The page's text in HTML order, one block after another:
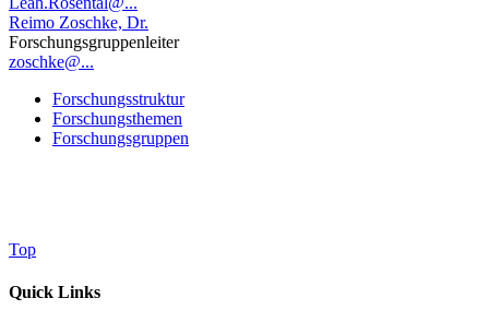
Reimo Zoschke, Dr.
Forschungsgruppenleiter
zoschke@...
Forschungsstruktur
Forschungsthemen
Forschungsgruppen
Top
Quick Links